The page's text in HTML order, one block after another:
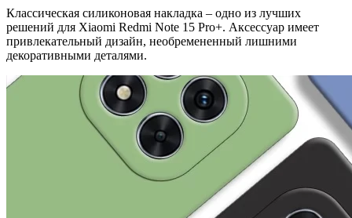
Классическая силиконовая накладка – одно из лучших
решений для Xiaomi Redmi Note 15 Pro+. Аксессуар имеет
привлекательный дизайн, необремененный лишними
декоративными деталями.